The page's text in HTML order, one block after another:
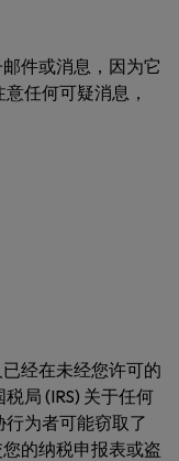
件或消息，因为它
任何可疑消息，
经在未经您许可的
局 (IRS) 关于任何
为者可能窃取了
的纳税申报表或盗